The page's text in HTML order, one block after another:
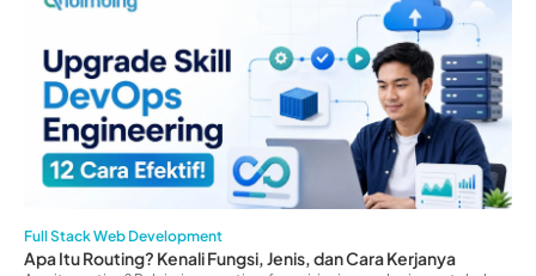
Full Stack Web Development
Apa Itu Routing? Kenali Fungsi, Jenis, dan Cara Kerjanya